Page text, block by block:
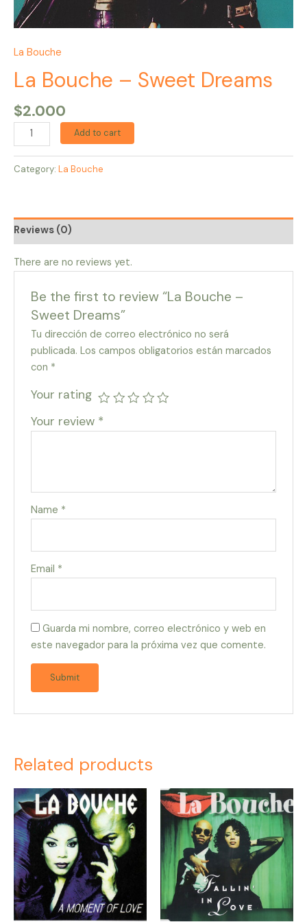
La Bouche
La Bouche – Sweet Dreams
$2.000
Add to cart
Category: La Bouche
Reviews (0)
There are no reviews yet.
Be the first to review “La Bouche –
Sweet Dreams”
Tu dirección de correo electrónico no será
publicada. Los campos obligatorios están marcados
con *
Your rating
Your review *
Name *
Email *
Guarda mi nombre, correo electrónico y web en
este navegador para la próxima vez que comente.
Related products